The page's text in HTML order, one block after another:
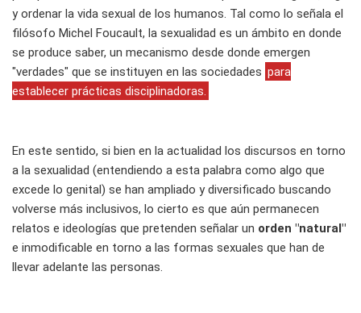
y ordenar la vida sexual de los humanos. Tal como lo señala el
filósofo Michel Foucault, la sexualidad es un ámbito en donde
se produce saber, un mecanismo desde donde emergen
"verdades" que se instituyen en las sociedades para
establecer prácticas disciplinadoras.
En este sentido, si bien en la actualidad los discursos en torno
a la sexualidad (entendiendo a esta palabra como algo que
excede lo genital) se han ampliado y diversificado buscando
volverse más inclusivos, lo cierto es que aún permanecen
relatos e ideologías que pretenden señalar un orden "natural"
e inmodificable en torno a las formas sexuales que han de
llevar adelante las personas.